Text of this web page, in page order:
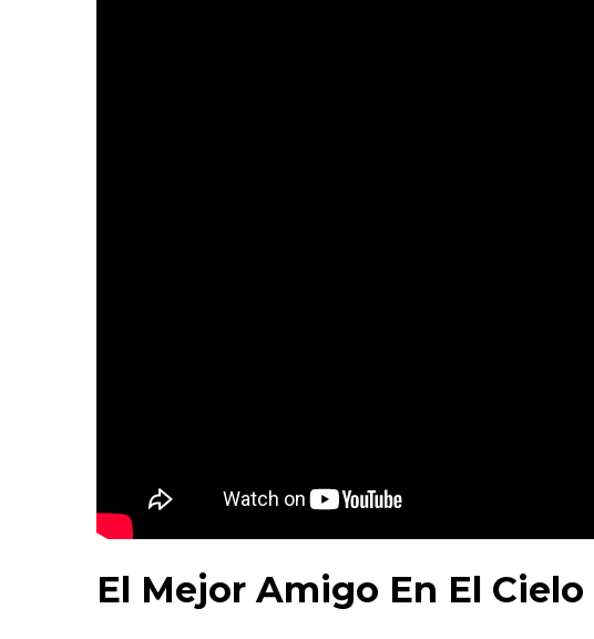
El Mejor Amigo En El Cielo